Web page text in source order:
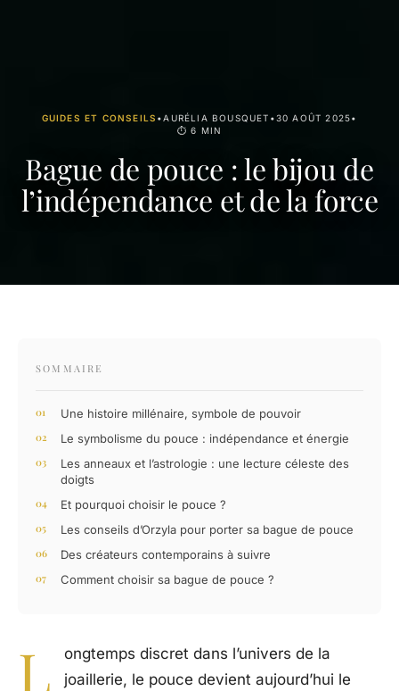
GUIDES ET CONSEILS •AURÉLIA BOUSQUET •30 AOÛT 2025•
⏱ 6 MIN
Bague de pouce : le bijou de
l’indépendance et de la force
SOMMAIRE
Une histoire millénaire, symbole de pouvoir
Le symbolisme du pouce : indépendance et énergie
Les anneaux et l’astrologie : une lecture céleste des
doigts
Et pourquoi choisir le pouce ?
Les conseils d’Orzyla pour porter sa bague de pouce
Des créateurs contemporains à suivre
Comment choisir sa bague de pouce ?
L
ongtemps discret dans l’univers de la
joaillerie, le pouce devient aujourd’hui le